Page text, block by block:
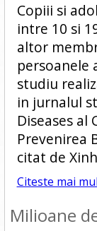
Copiii si
intre 10 si
altor
persoanele
studiu
in jurnalul
Diseases
Prevenirea
citat de
Citeste mai
Milioane